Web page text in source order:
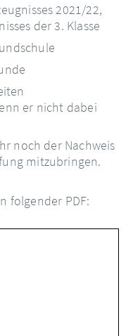
2021/22,
der 3. Klasse
er nicht dabei
noch der Nachweis
mitzubringen.
folgender PDF: